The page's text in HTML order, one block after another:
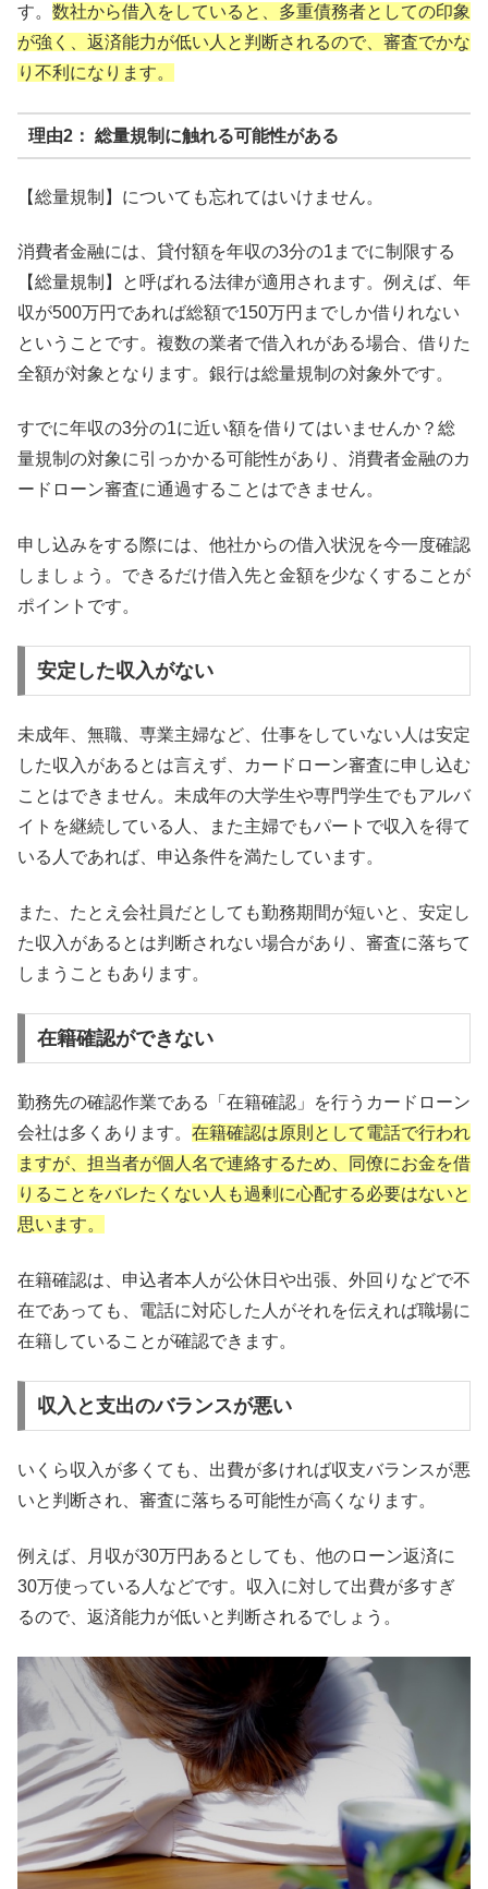
す。 数社から借入をしていると、多重債務者としての印象
が強く、返済能力が低い人と判断されるので、審査でかな
り不利になります。
理由2： 総量規制に触れる可能性がある
【総量規制】についても忘れてはいけません。
消費者金融には、貸付額を年収の3分の1までに制限する
【総量規制】と呼ばれる法律が適用されます。例えば、年
収が500万円であれば総額で150万円までしか借りれない
ということです。複数の業者で借入れがある場合、借りた
全額が対象となります。銀行は総量規制の対象外です。
すでに年収の3分の1に近い額を借りてはいませんか？総
量規制の対象に引っかかる可能性があり、消費者金融のカ
ードローン審査に通過することはできません。
申し込みをする際には、他社からの借入状況を今一度確認
しましょう。できるだけ借入先と金額を少なくすることが
ポイントです。
安定した収入がない
未成年、無職、専業主婦など、仕事をしていない人は安定
した収入があるとは言えず、カードローン審査に申し込む
ことはできません。未成年の大学生や専門学生でもアルバ
イトを継続している人、また主婦でもパートで収入を得て
いる人であれば、申込条件を満たしています。
また、たとえ会社員だとしても勤務期間が短いと、安定し
た収入があるとは判断されない場合があり、審査に落ちて
しまうこともあります。
在籍確認ができない
勤務先の確認作業である「在籍確認」を行うカードローン
会社は多くあります。 在籍確認は原則として電話で行われ
ますが、担当者が個人名で連絡するため、同僚にお金を借
りることをバレたくない人も過剰に心配する必要はないと
思います。
在籍確認は、申込者本人が公休日や出張、外回りなどで不
在であっても、電話に対応した人がそれを伝えれば職場に
在籍していることが確認できます。
収入と支出のバランスが悪い
いくら収入が多くても、出費が多ければ収支バランスが悪
いと判断され、審査に落ちる可能性が高くなります。
例えば、月収が30万円あるとしても、他のローン返済に
30万使っている人などです。収入に対して出費が多すぎ
るので、返済能力が低いと判断されるでしょう。